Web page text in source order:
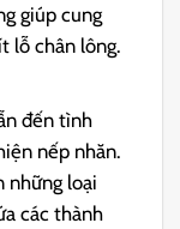
giúp cung
lỗ chân lông.
đến tình
nếp nhăn.
những loại
các thành